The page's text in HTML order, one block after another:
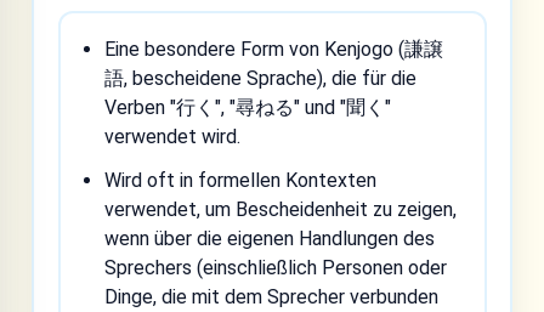
Eine besondere Form von Kenjogo (謙譲
語, bescheidene Sprache), die für die
Verben "行く", "尋ねる" und "聞く"
verwendet wird.
Wird oft in formellen Kontexten
verwendet, um Bescheidenheit zu zeigen,
wenn über die eigenen Handlungen des
Sprechers (einschließlich Personen oder
Dinge, die mit dem Sprecher verbunden